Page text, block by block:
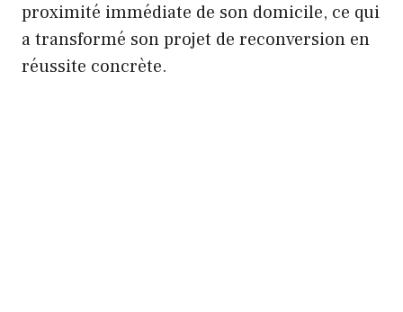
proximité immédiate de son domicile, ce qui
a transformé son projet de reconversion en
réussite concrète.